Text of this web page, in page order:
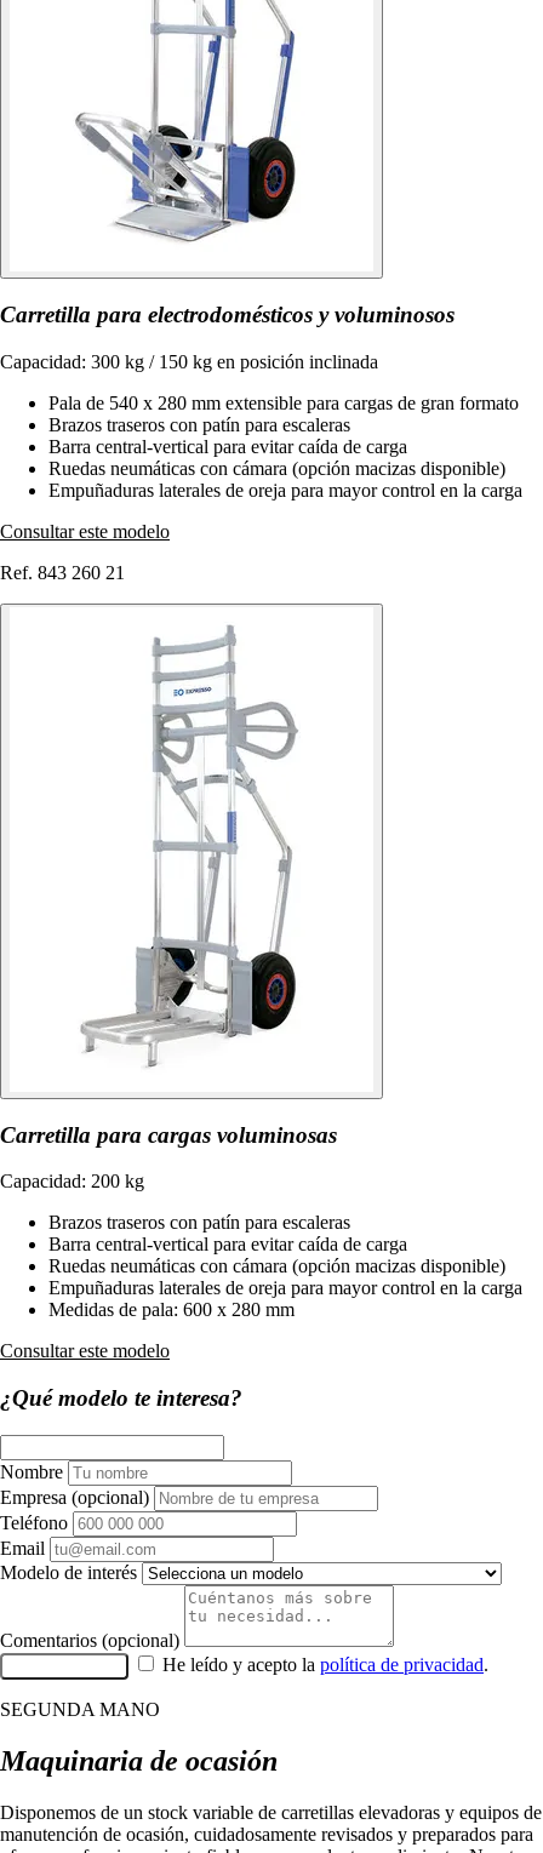
Carretilla para electrodomésticos y voluminosos
Capacidad: 300 kg / 150 kg en posición inclinada
Pala de 540 x 280 mm extensible para cargas de gran formato
Brazos traseros con patín para escaleras
Barra central-vertical para evitar caída de carga
Ruedas neumáticas con cámara (opción macizas disponible)
Empuñaduras laterales de oreja para mayor control en la carga
Consultar este modelo
Ref. 843 260 21
Carretilla para cargas voluminosas
Capacidad: 200 kg
Brazos traseros con patín para escaleras
Barra central-vertical para evitar caída de carga
Ruedas neumáticas con cámara (opción macizas disponible)
Empuñaduras laterales de oreja para mayor control en la carga
Medidas de pala: 600 x 280 mm
Consultar este modelo
¿Qué modelo te interesa?
Nombre
Empresa (opcional)
Teléfono
Email
Modelo de interés
Comentarios (opcional)
He leído y acepto la política de privacidad.
SEGUNDA MANO
Maquinaria de ocasión
Disponemos de un stock variable de carretillas elevadoras y equipos de
manutención de ocasión, cuidadosamente revisados y preparados para